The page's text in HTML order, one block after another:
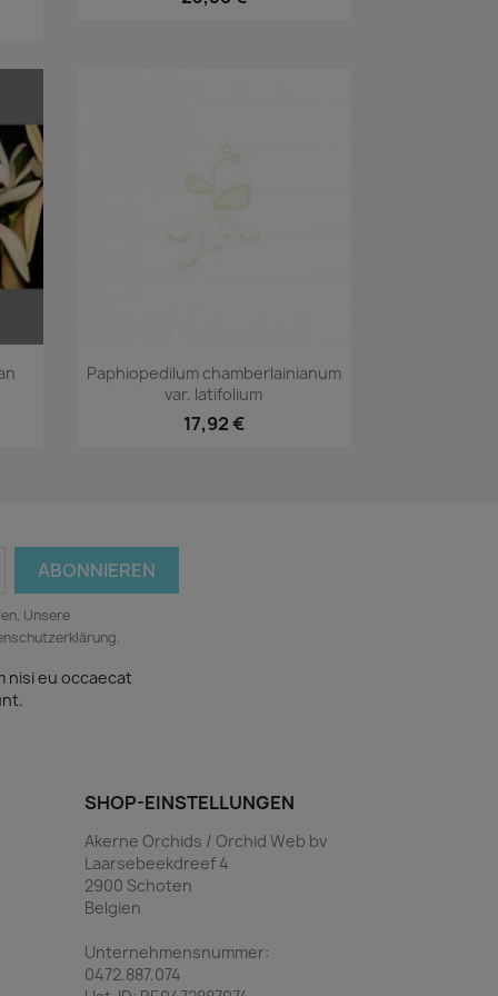
Vorschau
Paphiopedilum chamberlainianum
var. latifolium
17,92 €
Unsere
nisi eu occaecat
SHOP-EINSTELLUNGEN
Akerne Orchids / Orchid Web bv
Laarsebeekdreef 4
2900 Schoten
Belgien
Unternehmensnummer:
0472.887.074